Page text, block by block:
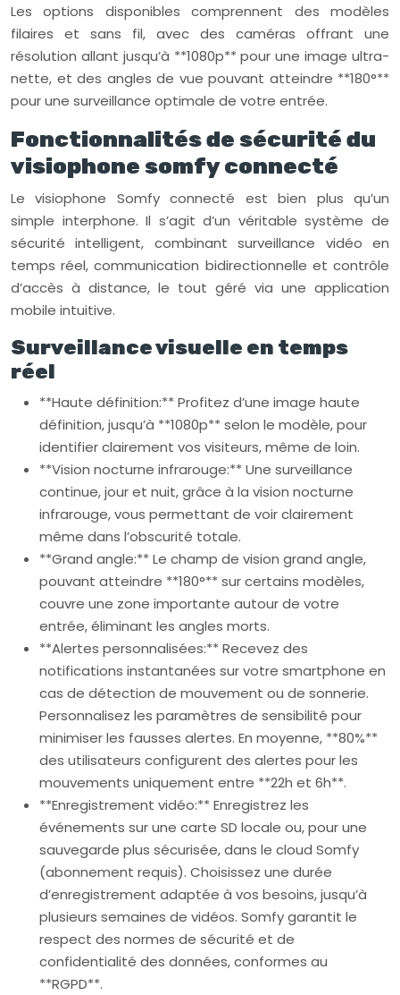
Les options disponibles comprennent des modèles
filaires et sans fil, avec des caméras offrant une
résolution allant jusqu’à **1080p** pour une image ultra-
nette, et des angles de vue pouvant atteindre **180°**
pour une surveillance optimale de votre entrée.
Fonctionnalités de sécurité du
visiophone somfy connecté
Le visiophone Somfy connecté est bien plus qu’un
simple interphone. Il s’agit d’un véritable système de
sécurité intelligent, combinant surveillance vidéo en
temps réel, communication bidirectionnelle et contrôle
d’accès à distance, le tout géré via une application
mobile intuitive.
Surveillance visuelle en temps
réel
**Haute définition:** Profitez d’une image haute
définition, jusqu’à **1080p** selon le modèle, pour
identifier clairement vos visiteurs, même de loin.
**Vision nocturne infrarouge:** Une surveillance
continue, jour et nuit, grâce à la vision nocturne
infrarouge, vous permettant de voir clairement
même dans l’obscurité totale.
**Grand angle:** Le champ de vision grand angle,
pouvant atteindre **180°** sur certains modèles,
couvre une zone importante autour de votre
entrée, éliminant les angles morts.
**Alertes personnalisées:** Recevez des
notifications instantanées sur votre smartphone en
cas de détection de mouvement ou de sonnerie.
Personnalisez les paramètres de sensibilité pour
minimiser les fausses alertes. En moyenne, **80%**
des utilisateurs configurent des alertes pour les
mouvements uniquement entre **22h et 6h**.
**Enregistrement vidéo:** Enregistrez les
événements sur une carte SD locale ou, pour une
sauvegarde plus sécurisée, dans le cloud Somfy
(abonnement requis). Choisissez une durée
d’enregistrement adaptée à vos besoins, jusqu’à
plusieurs semaines de vidéos. Somfy garantit le
respect des normes de sécurité et de
confidentialité des données, conformes au
**RGPD**.